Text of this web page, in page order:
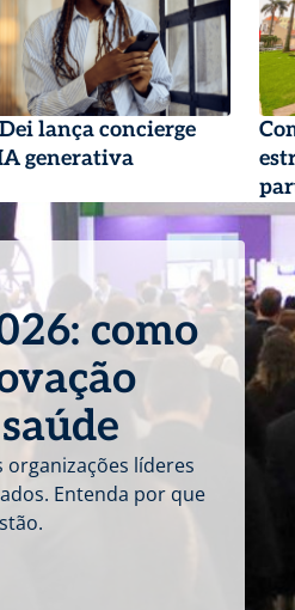
lança concierge
generativa
como
organizações líderes
Entenda por que